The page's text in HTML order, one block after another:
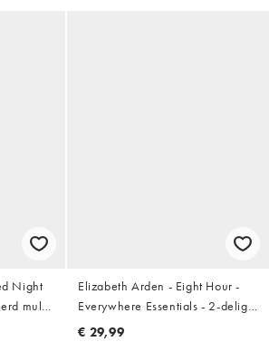
Night
multi-
Elizabeth Arden - Eight Hour -
Everywhere Essentials - 2-delige
cadeauset, bespaar 63%
€ 29,99